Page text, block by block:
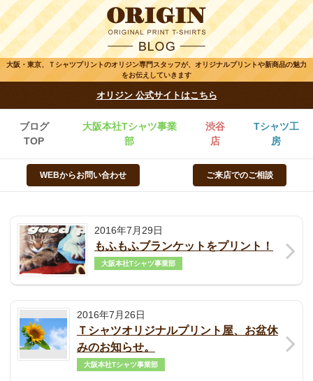
大阪・東京、Ｔシャツプリントのオリジン専門スタッフが、オリジナルプリントや新商品の魅力
をお伝えしていきます
オリジン 公式サイトはこちら
ブログ
TOP
大阪本社Tシャツ事業
部
渋谷
店
Tシャツ工
房
WEBからお問い合わせ ご来店でのご相談
2016年7月29日
もふもふブランケットをプリント！
大阪本社Tシャツ事業部
2016年7月26日
Ｔシャツオリジナルプリント屋、お盆休
みのお知らせ。
大阪本社Tシャツ事業部